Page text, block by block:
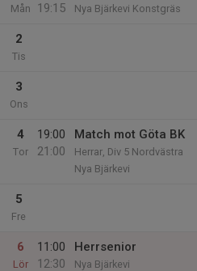
Mån
19:15
Nya Bjärkevi Konstgräs
2
Tis
3
Ons
4
Tor
19:00
21:00
Match mot Göta BK
Herrar, Div 5 Nordvästra
Nya Bjärkevi
5
Fre
6
Lör
11:00
12:30
Herrsenior
Nya Bjärkevi